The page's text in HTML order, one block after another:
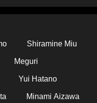
Shiramine Miu
Meguri
Yui Hatano
Minami Aizawa